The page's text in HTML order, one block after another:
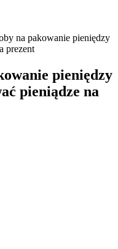
na pakowanie pieniędzy
prezent
pieniędzy
pieniądze na